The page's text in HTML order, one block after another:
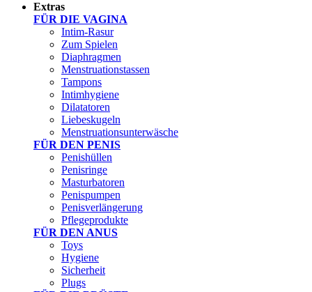
Extras
FÜR DIE VAGINA
Intim-Rasur
Zum Spielen
Diaphragmen
Menstruationstassen
Tampons
Intimhygiene
Dilatatoren
Liebeskugeln
Menstruationsunterwäsche
FÜR DEN PENIS
Penishüllen
Penisringe
Masturbatoren
Penispumpen
Penisverlängerung
Pflegeprodukte
FÜR DEN ANUS
Toys
Hygiene
Sicherheit
Plugs